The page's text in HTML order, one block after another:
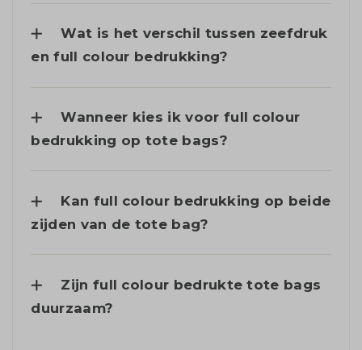
Wat is het verschil tussen zeefdruk
en full colour bedrukking?
Wanneer kies ik voor full colour
bedrukking op tote bags?
Kan full colour bedrukking op beide
zijden van de tote bag?
Zijn full colour bedrukte tote bags
duurzaam?